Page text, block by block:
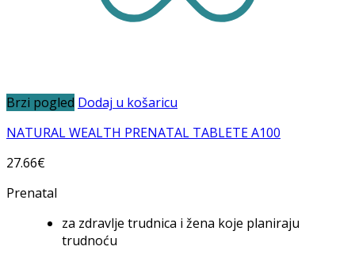
Brzi pogled Dodaj u košaricu
NATURAL WEALTH PRENATAL TABLETE A100
27.66€
Prenatal
za zdravlje trudnica i žena koje planiraju
trudnoću